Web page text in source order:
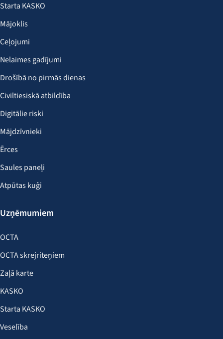
Starta KASKO
Mājoklis
Ceļojumi
Nelaimes gadījumi
Drošībā no pirmās dienas
Civiltiesiskā atbildība
Digitālie riski
Mājdzīvnieki
Ērces
Saules paneļi
Atpūtas kuģi
Uzņēmumiem
OCTA
OCTA skrejriteņiem
Zaļā karte
KASKO
Starta KASKO
Veselība